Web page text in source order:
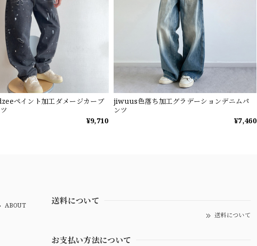
ペイント加工ダメージカーブ
¥9,710
jiwuus色落ち加工グラデーションデニムパ
ンツ
¥7,460
ABOUT 送料について
送料について
お支払い方法について